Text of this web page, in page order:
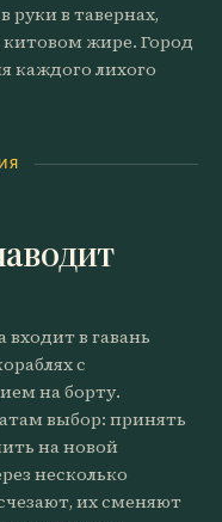
руки в тавернах,
жире. Город
каждого лихого
входит в гавань
с
на борту.
выбор: принять
на новой
несколько
их сменяют